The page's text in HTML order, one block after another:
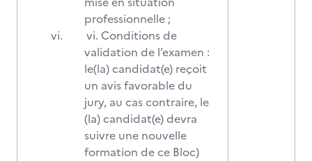
professionnelle ;
vi.
vi. Conditions de
validation de l’examen :
le(la) candidat(e) reçoit
un avis favorable du
jury, au cas contraire, le
(la) candidat(e) devra
suivre une nouvelle
formation de ce Bloc)